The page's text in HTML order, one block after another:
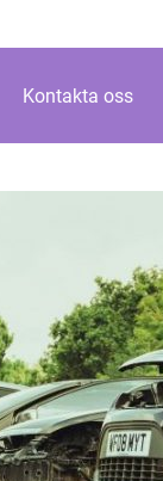
Kontakta oss